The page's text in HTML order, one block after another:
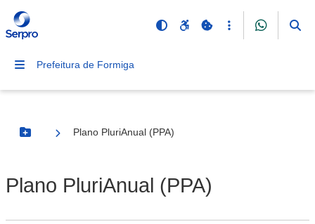
Prefeitura de Formiga
Botão Menu
Plano PluriAnual (PPA)
Plano PluriAnual (PPA)